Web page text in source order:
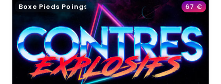
Boxe Pieds Poings 67€